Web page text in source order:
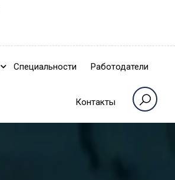
Специальности Работодатели
Контакты